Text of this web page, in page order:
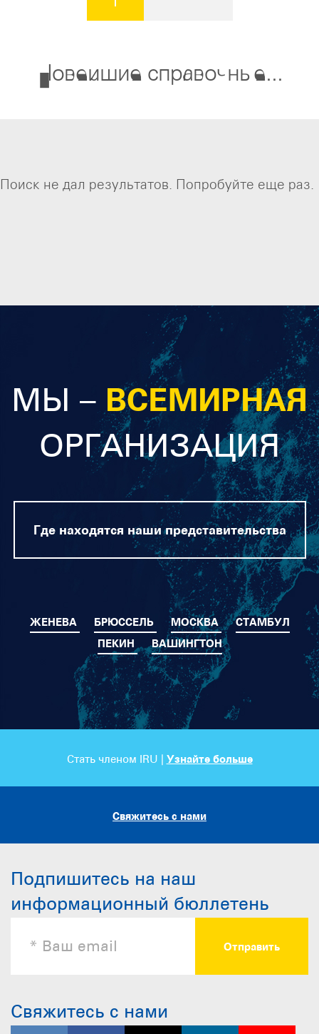
Новейшие справочные...
Поиск не дал результатов. Попробуйте еще раз.
МЫ – ВСЕМИРНАЯ
ОРГАНИЗАЦИЯ
Где находятся наши представительства
ЖЕНЕВА БРЮССЕЛЬ МОСКВА
СТАМБУЛ
ПЕКИН
ВАШИНГТОН
Стать членом IRU | Узнайте больше
Свяжитесь с нами
Подпишитесь на наш
информационный бюллетень
Свяжитесь с нами